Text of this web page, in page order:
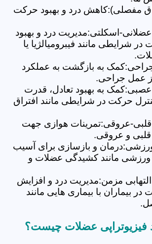
مفصلی):کاهش درد و بهبود حرکت
اسکلتی:مدیریت درد و بهبود
شرایطی مانند فیبرومیالژیا یا
به بازگشت به عملکرد
عمل جراحی.
به بهبود تعادل، قدرت
حرکت در شرایطی مانند افتراق
قلبی-عروقی:تمرینات هوازی جهت
قلبی و عروقی.
و بازسازی برای آسیب
ورزشی مانند کشیدگی عضلات و
مزمن:مدیریت درد و افزایش
بیماران با بیماری هایی مانند
فیزیوتراپی عضلات چیست؟